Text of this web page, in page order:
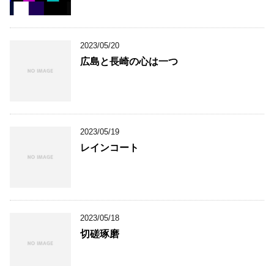
2023/05/20
広島と長崎の心は一つ
2023/05/19
レインコート
2023/05/18
切磋琢磨